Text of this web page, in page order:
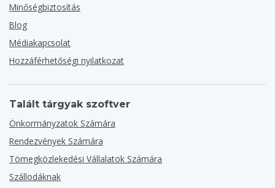
Minőségbiztosítás
Blog
Médiakapcsolat
Hozzáférhetőségi nyilatkozat
Talált tárgyak szoftver
Önkormányzatok Számára
Rendezvények Számára
Tömegközlekedési Vállalatok Számára
Szállodáknak